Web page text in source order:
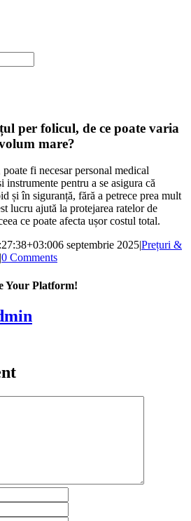
per folicul, de ce poate varia
mare?
fi necesar personal medical
instrumente pentru a se asigura că
și în siguranță, fără a petrece prea mult
lucru ajută la protejarea ratelor de
ce poate afecta ușor costul total.
6 septembrie 2025|Prețuri &
|0 Comments
Your Platform!